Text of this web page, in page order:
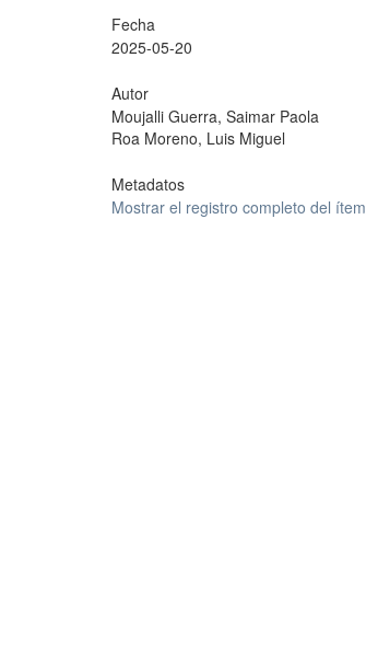
Fecha
2025-05-20
Autor
Moujalli Guerra, Saimar Paola
Roa Moreno, Luis Miguel
Metadatos
Mostrar el registro completo del ítem